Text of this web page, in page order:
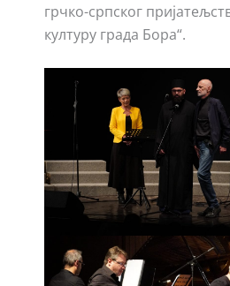
грчко-српског
културу града Бора“.